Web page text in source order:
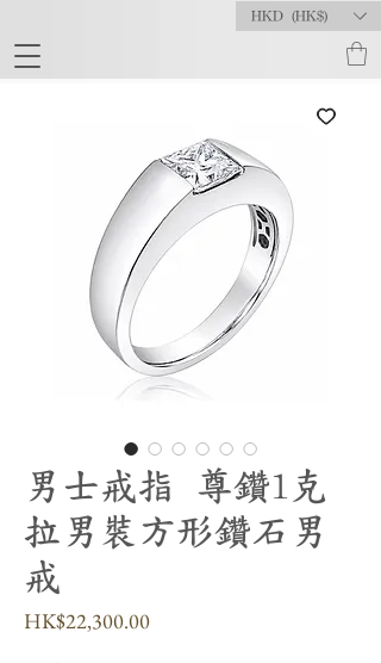
HKD (HK$)
男士戒指 尊鑽1克
拉男裝方形鑽石男
戒
HK$22,300.00價